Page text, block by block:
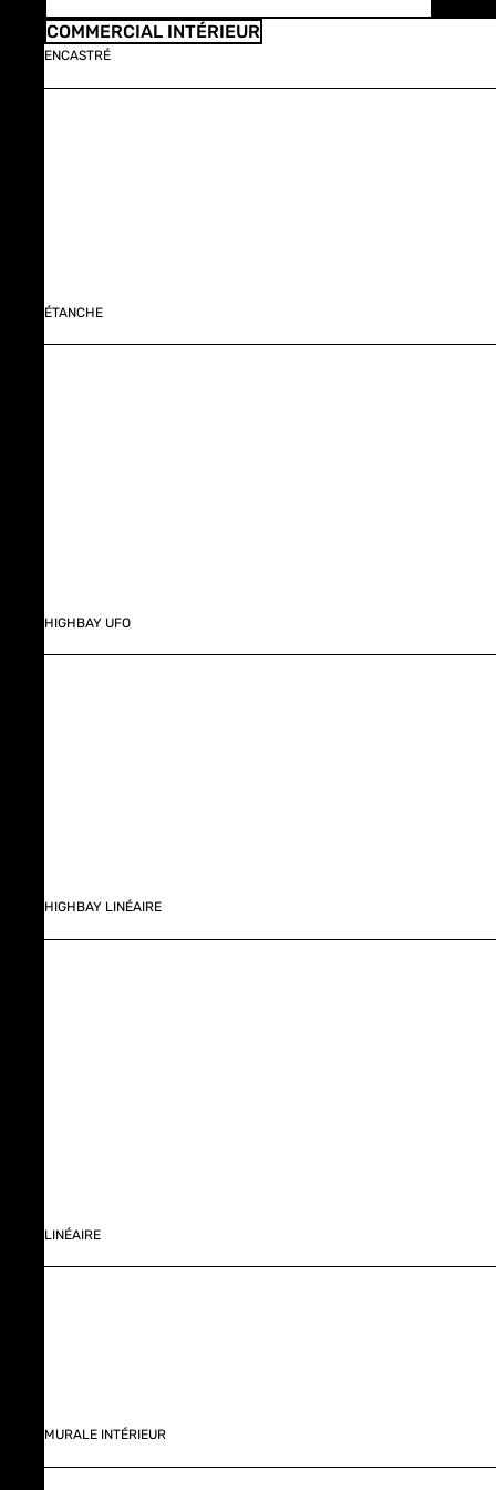
COMMERCIAL INTÉRIEUR
ENCASTRÉ
ÉTANCHE
HIGHBAY UFO
HIGHBAY LINÉAIRE
LINÉAIRE
MURALE INTÉRIEUR